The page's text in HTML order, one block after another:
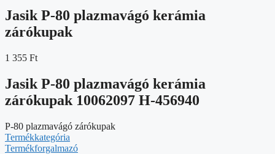
Jasik P-80 plazmavágó kerámia
zárókupak
1 355 Ft
Jasik P-80 plazmavágó kerámia
zárókupak 10062097 H-456940
P-80 plazmavágó zárókupak
Termékkategória
Termékforgalmazó